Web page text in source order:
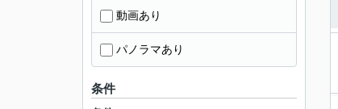
動画あり
パノラマあり
条件